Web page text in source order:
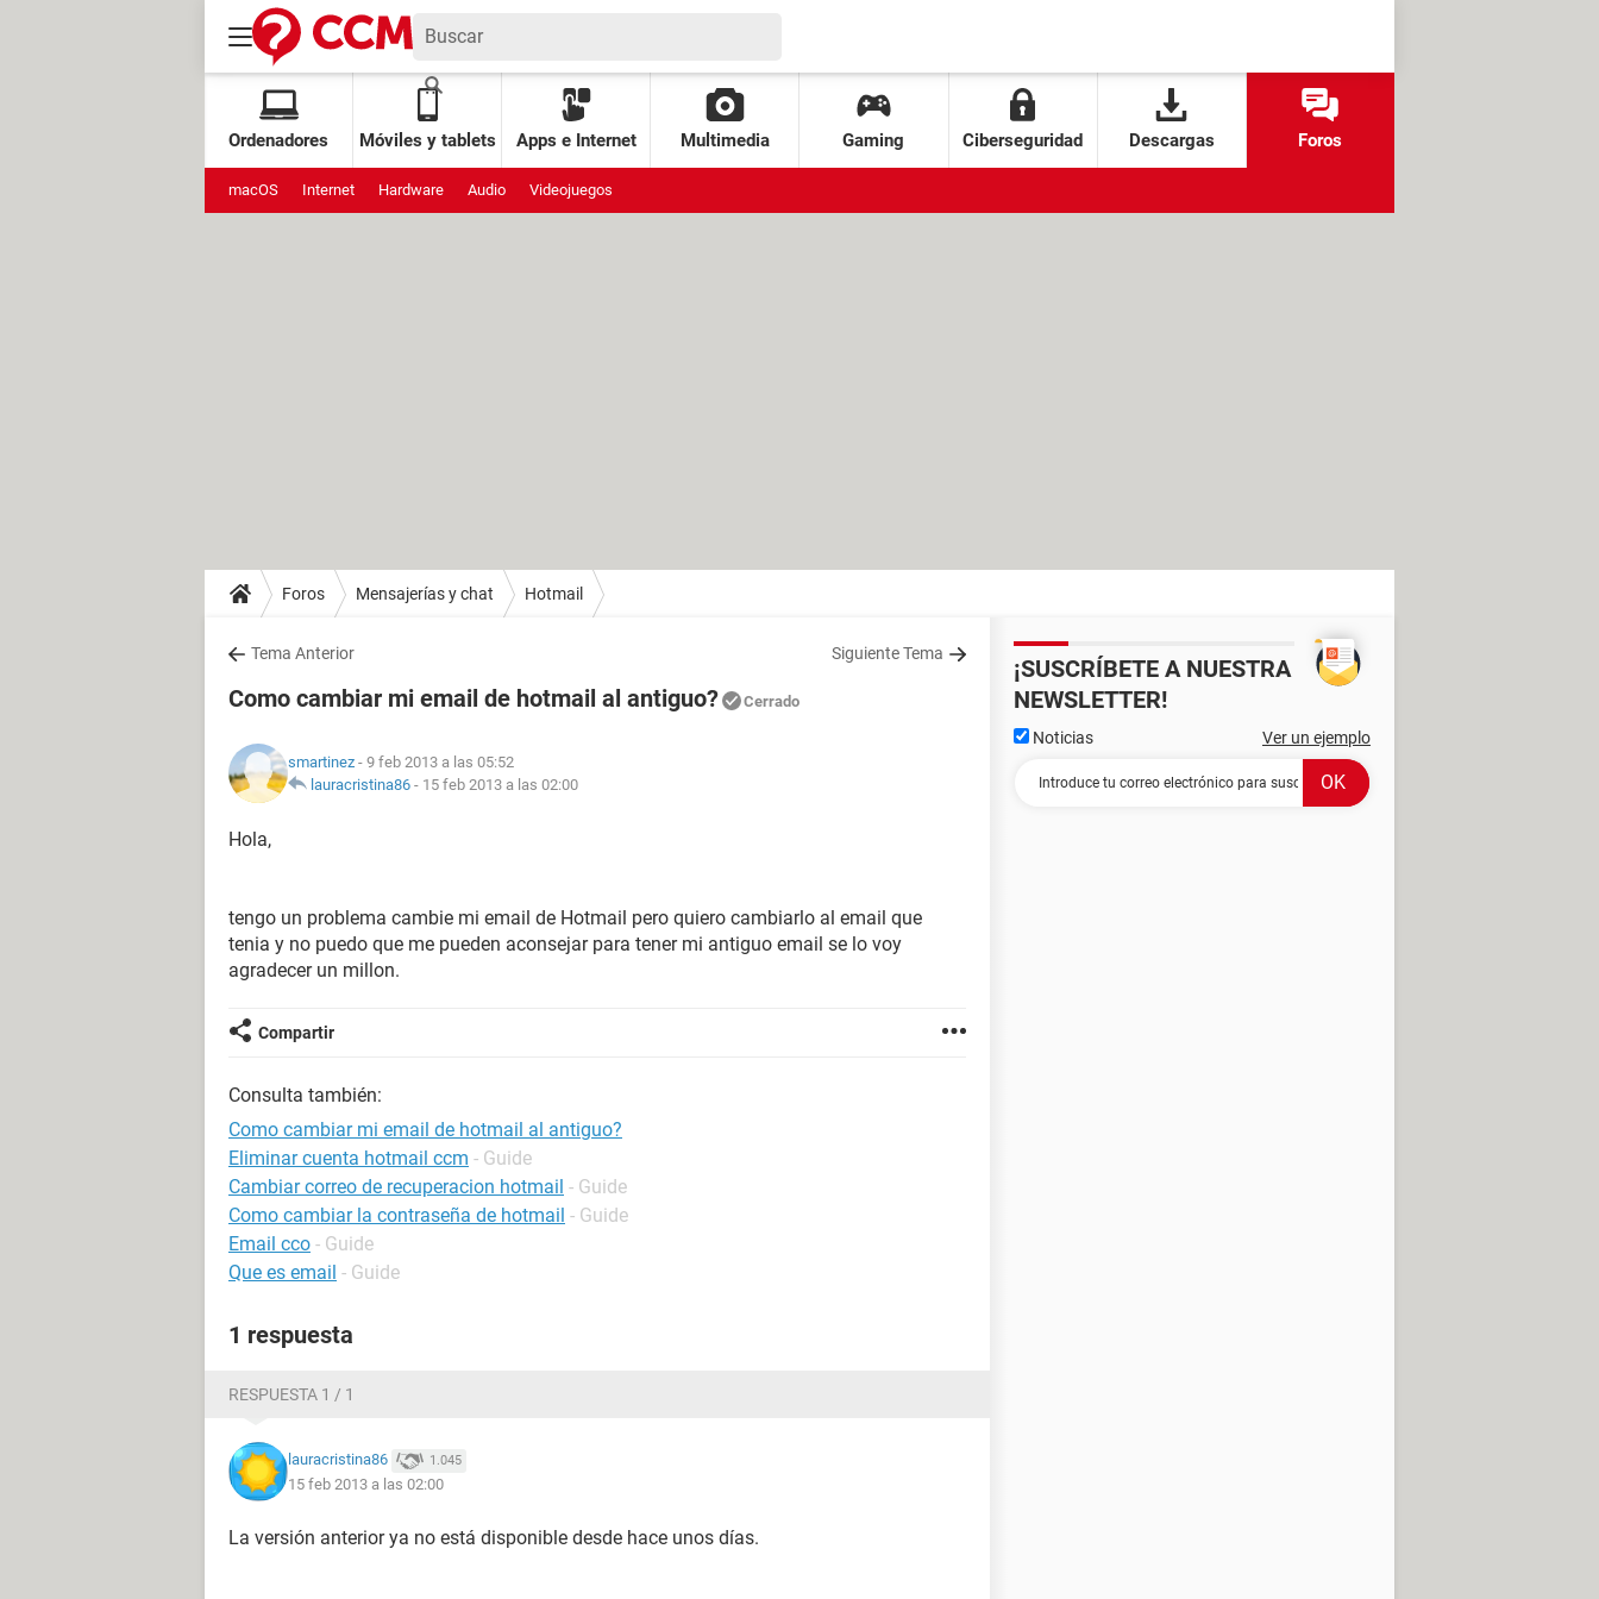
Ordenadores Móviles y tablets Apps e Internet Multimedia Gaming Ciberseguridad Descargas Foros
macOS Internet Hardware Audio Videojuegos
Foros Mensajerías y chat Hotmail
Tema Anterior Siguiente Tema
Como cambiar mi email de hotmail al antiguo? Cerrado
smartinez - 9 feb 2013 a las 05:52
lauracristina86 - 15 feb 2013 a las 02:00
Hola,
tengo un problema cambie mi email de Hotmail pero quiero cambiarlo al email que
tenia y no puedo que me pueden aconsejar para tener mi antiguo email se lo voy
agradecer un millon.
Compartir
Consulta también:
Como cambiar mi email de hotmail al antiguo?
Eliminar cuenta hotmail ccm - Guide
Cambiar correo de recuperacion hotmail - Guide
Como cambiar la contraseña de hotmail - Guide
Email cco - Guide
Que es email - Guide
1 respuesta
RESPUESTA 1 / 1
lauracristina86 1.045
15 feb 2013 a las 02:00
La versión anterior ya no está disponible desde hace unos días.
¡SUSCRÍBETE A NUESTRA
NEWSLETTER!
Noticias Ver un ejemplo